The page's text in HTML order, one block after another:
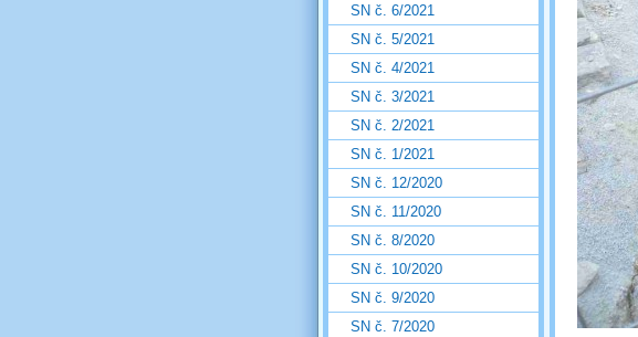
SN č. 6/2021
SN č. 5/2021
SN č. 4/2021
SN č. 3/2021
SN č. 2/2021
SN č. 1/2021
SN č. 12/2020
SN č. 11/2020
SN č. 8/2020
SN č. 10/2020
SN č. 9/2020
SN č. 7/2020